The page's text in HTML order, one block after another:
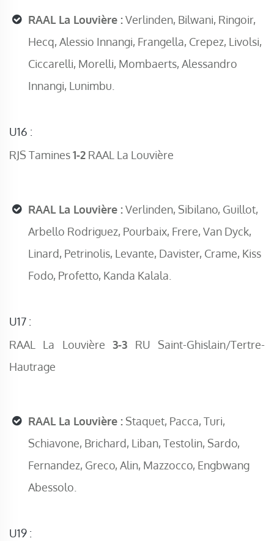
RAAL La Louvière :Verlinden, Bilwani, Ringoir,
Hecq, Alessio Innangi, Frangella, Crepez, Livolsi,
Ciccarelli, Morelli, Mombaerts, Alessandro
Innangi, Lunimbu.
U16 :
RJS Tamines1-2 RAAL La Louvière
RAAL La Louvière :Verlinden, Sibilano, Guillot,
Arbello Rodriguez, Pourbaix, Frere, Van Dyck,
Linard, Petrinolis, Levante, Davister, Crame, Kiss
Fodo, Profetto, Kanda Kalala.
U17 :
RAAL La Louvière3-3 RU Saint-Ghislain/Tertre-
Hautrage
RAAL La Louvière : Staquet, Pacca, Turi,
Schiavone, Brichard, Liban, Testolin, Sardo,
Fernandez, Greco, Alin, Mazzocco, Engbwang
Abessolo.
U19 :